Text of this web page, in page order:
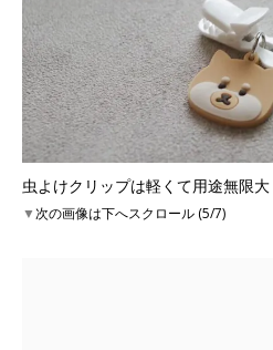
虫よけクリップは軽くて用途無限大
▼次の画像は下へスクロール (5/7)